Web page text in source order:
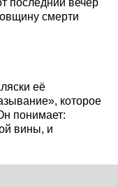
смерти
её
которое
понимает:
вины, и